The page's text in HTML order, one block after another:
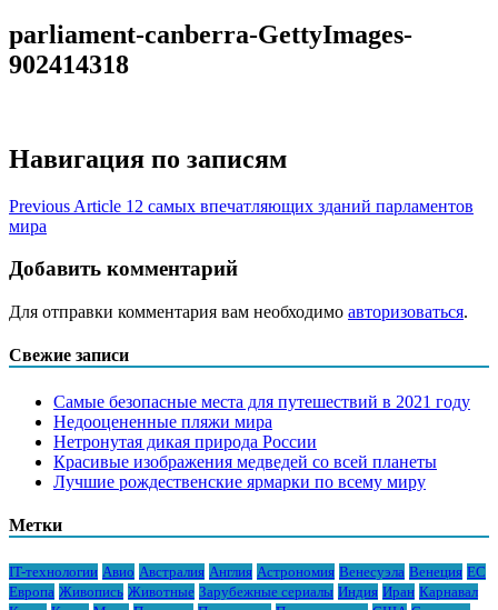
parliament-canberra-GettyImages-
902414318
Навигация по записям
Previous Article 12 самых впечатляющих зданий парламентов
мира
Добавить комментарий
Для отправки комментария вам необходимо авторизоваться.
Свежие записи
Самые безопасные места для путешествий в 2021 году
Недооцененные пляжи мира
Нетронутая дикая природа России
Красивые изображения медведей со всей планеты
Лучшие рождественские ярмарки по всему миру
Метки
IT-технологии Авио Австралия Англия Астрономия Венесуэла Венеция ЕС
Европа Живопись Животные Зарубежные сериалы Индия Иран Карнавал